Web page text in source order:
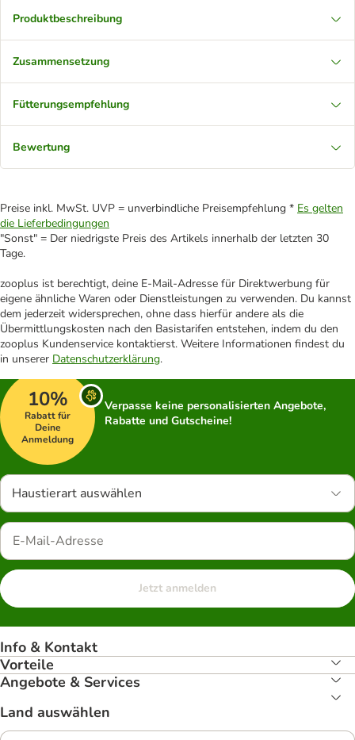
Produktbeschreibung
Zusammensetzung
Fütterungsempfehlung
Bewertung
Preise inkl. MwSt. UVP = unverbindliche Preisempfehlung * Es gelten
die Lieferbedingungen
"Sonst" = Der niedrigste Preis des Artikels innerhalb der letzten 30
Tage.
zooplus ist berechtigt, deine E-Mail-Adresse für Direktwerbung für
eigene ähnliche Waren oder Dienstleistungen zu verwenden. Du kannst
dem jederzeit widersprechen, ohne dass hierfür andere als die
Übermittlungskosten nach den Basistarifen entstehen, indem du den
zooplus Kundenservice kontaktierst. Weitere Informationen findest du
in unserer Datenschutzerklärung.
10%
Rabatt für
Deine
Anmeldung
Verpasse keine personalisierten Angebote,
Rabatte und Gutscheine!
Haustierart auswählen
Jetzt anmelden
Info & Kontakt
Vorteile
Angebote & Services
Land auswählen